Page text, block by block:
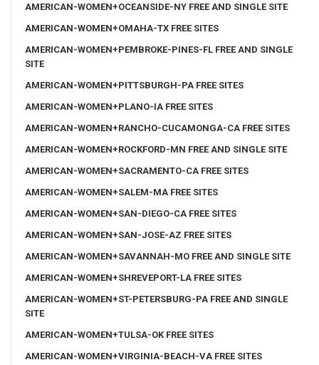
AMERICAN-WOMEN+OCEANSIDE-NY FREE AND SINGLE SITE
AMERICAN-WOMEN+OMAHA-TX FREE SITES
AMERICAN-WOMEN+PEMBROKE-PINES-FL FREE AND SINGLE
SITE
AMERICAN-WOMEN+PITTSBURGH-PA FREE SITES
AMERICAN-WOMEN+PLANO-IA FREE SITES
AMERICAN-WOMEN+RANCHO-CUCAMONGA-CA FREE SITES
AMERICAN-WOMEN+ROCKFORD-MN FREE AND SINGLE SITE
AMERICAN-WOMEN+SACRAMENTO-CA FREE SITES
AMERICAN-WOMEN+SALEM-MA FREE SITES
AMERICAN-WOMEN+SAN-DIEGO-CA FREE SITES
AMERICAN-WOMEN+SAN-JOSE-AZ FREE SITES
AMERICAN-WOMEN+SAVANNAH-MO FREE AND SINGLE SITE
AMERICAN-WOMEN+SHREVEPORT-LA FREE SITES
AMERICAN-WOMEN+ST-PETERSBURG-PA FREE AND SINGLE
SITE
AMERICAN-WOMEN+TULSA-OK FREE SITES
AMERICAN-WOMEN+VIRGINIA-BEACH-VA FREE SITES